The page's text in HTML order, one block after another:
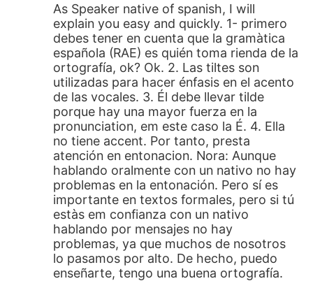
As Speaker native of spanish, I will
explain you easy and quickly. 1- primero
debes tener en cuenta que la gramàtica
española (RAE) es quién toma rienda de la
ortografía, ok? Ok. 2. Las tiltes son
utilizadas para hacer énfasis en el acento
de las vocales. 3. Él debe llevar tilde
porque hay una mayor fuerza en la
pronunciation, em este caso la É. 4. Ella
no tiene accent. Por tanto, presta
atención en entonacion. Nora: Aunque
hablando oralmente con un nativo no hay
problemas en la entonación. Pero sí es
importante en textos formales, pero si tú
estàs em confianza con un nativo
hablando por mensajes no hay
problemas, ya que muchos de nosotros
lo pasamos por alto. De hecho, puedo
enseñarte, tengo una buena ortografía.